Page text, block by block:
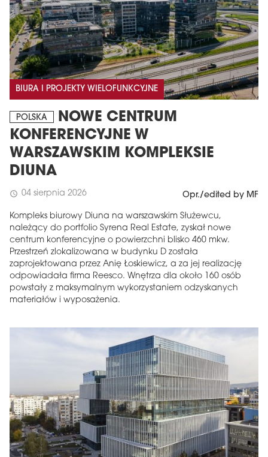
BIURA I PROJEKTY WIELOFUNKCYJNE
POLSKA
NOWE CENTRUM
KONFERENCYJNE W
WARSZAWSKIM KOMPLEKSIE
DIUNA
schedule 04 sierpnia 2026 Opr./edited by MF
Kompleks biurowy Diuna na warszawskim Służewcu,
należący do portfolio Syrena Real Estate, zyskał nowe
centrum konferencyjne o powierzchni blisko 460 mkw.
Przestrzeń zlokalizowana w budynku D została
zaprojektowana przez Anię Łoskiewicz, a za jej realizację
odpowiadała firma Reesco. Wnętrza dla około 160 osób
powstały z maksymalnym wykorzystaniem odzyskanych
materiałów i wyposażenia.